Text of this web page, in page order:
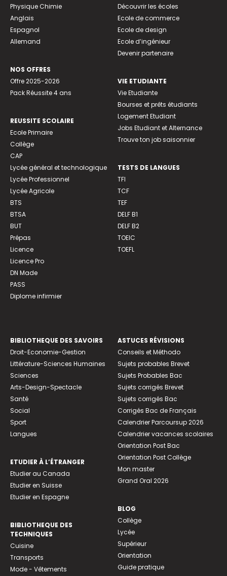
Physique Chimie
Anglais
Espagnol
Allemand
NOS OFFRES
Offre 2025-2026
Pack Réussite 4 ans
REUSSITE SCOLAIRE
Ecole Primaire
Collège
CAP
Lycée général et technologique
Lycée Professionnel
Lycée Agricole
BTS
BTSA
BUT
Prépas
Licence
Licence Pro
DN Made
PASS
Diplome infirmier
Découvrir les écoles
Ecole de commerce
Ecole de design
Ecole d’ingénieur
Devenir partenaire
VIE ETUDIANTE
Vie Etudiante
Bourses et prêts étudiants
Logement Etudiant
Jobs Etudiant et Alternance
Trouve ton job saisonnier
TESTS DE LANGUES
TFI
TCF
TEF
DELF B1
DELF B2
TOEIC
TOEFL
BIBLIOTHEQUE DES SAVOIRS
Droit-Economie-Gestion
Littérature-Sciences Humaines
Sciences
Arts-Design-Spectacle
Santé
Social
Sport
Langues
ETUDIER À L’ÉTRANGER
Etudier au Canada
Etudier en Suisse
Etudier en Espagne
BIBLIOTHEQUE DES
TECHNIQUES
Cuisine
Transports
Mode - Vêtements
ASTUCES RÉVISIONS
Conseils et Méthodo
Sujets probables Brevet
Sujets Probables Bac
Sujets corrigés Brevet
Sujets corrigés Bac
Corrigés Bac de Français
Calendrier Parcoursup 2026
Calendrier vacances scolaires
Orientation Post Bac
Orientation Post Collège
Mon master
Grand Oral 2026
BLOG
Collège
Lycée
Supérieur
Orientation
Guide pratique